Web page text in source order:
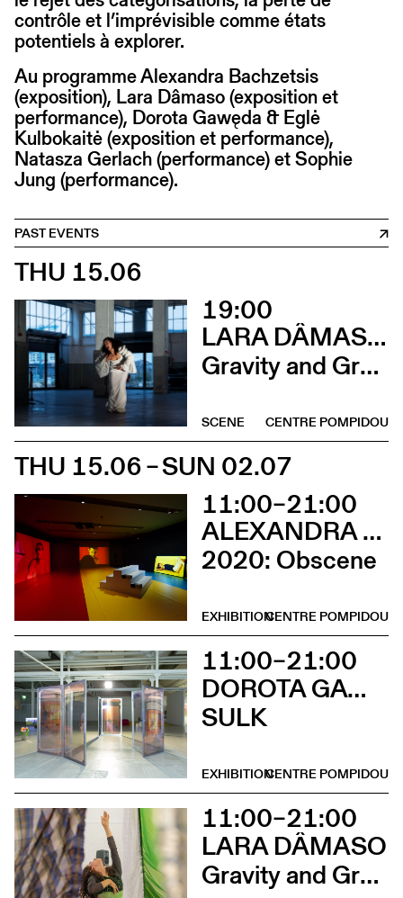
contrôle et l’imprévisible comme états
potentiels à explorer.
Au programme Alexandra Bachzetsis
(exposition), Lara Dâmaso (exposition et
performance), Dorota Gawęda & Eglė
Kulbokaitė (exposition et performance),
Natasza Gerlach (performance) et Sophie
Jung (performance).
PAST EVENTS
THU 15.06
19:00
LARA DÂMASO AVEC LUDWIG ABRAHAM
Gravity and Grace
CENTRE POMPIDOU
SCENE
THU 15.06 – SUN 02.07
11:00–21:00
ALEXANDRA BACHZETSIS
2020: Obscene
CENTRE POMPIDOU
EXHIBITION
11:00–21:00
DOROTA GAWĘDA & EGLĖ KULBOKAITĖ
SULK
CENTRE POMPIDOU
EXHIBITION
11:00–21:00
LARA DÂMASO
Gravity and Grace